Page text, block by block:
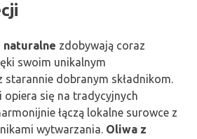
naturalne zdobywają coraz
swoim unikalnym
starannie dobranym składnikom.
opiera się na tradycyjnych
łączą lokalne surowce z
wytwarzania. Oliwa z